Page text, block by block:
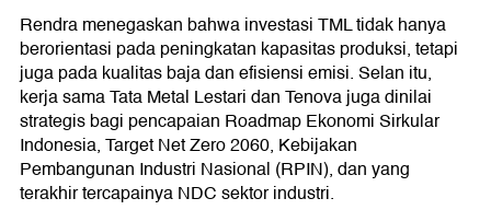
Rendra menegaskan bahwa investasi TML tidak hanya
berorientasi pada peningkatan kapasitas produksi, tetapi
juga pada kualitas baja dan efisiensi emisi. Selan itu,
kerja sama Tata Metal Lestari dan Tenova juga dinilai
strategis bagi pencapaian Roadmap Ekonomi Sirkular
Indonesia, Target Net Zero 2060, Kebijakan
Pembangunan Industri Nasional (RPIN), dan yang
terakhir tercapainya NDC sektor industri.